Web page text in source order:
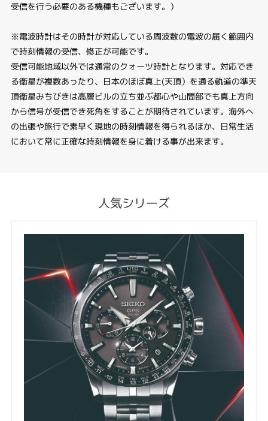
受信を行う必要のある機種もございます。）
※電波時計はその時計が対応している周波数の電波の届く範囲内
で時刻情報の受信、修正が可能です。
受信可能地域以外では通常のクォーツ時計となります。対応でき
る衛星が複数あったり、日本のほぼ真上(天頂）を通る軌道の準天
頂衛星みちびきは高層ビルの立ち並ぶ都心や山間部でも真上方向
から信号が受信でき死角をすることが期待されています。海外へ
の出張や旅行で素早く現地の時刻情報を得られるほか、日常生活
において常に正確な時刻情報を身に着ける事が出来ます。
人気シリーズ